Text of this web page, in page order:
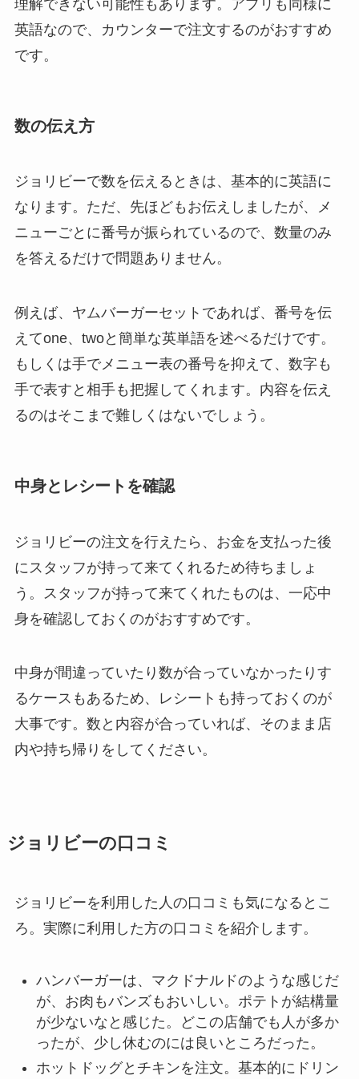
理解できない可能性もあります。アプリも同様に
英語なので、カウンターで注文するのがおすすめ
です。
数の伝え方
ジョリビーで数を伝えるときは、基本的に英語に
なります。ただ、先ほどもお伝えしましたが、メ
ニューごとに番号が振られているので、数量のみ
を答えるだけで問題ありません。
例えば、ヤムバーガーセットであれば、番号を伝
えてone、twoと簡単な英単語を述べるだけです。
もしくは手でメニュー表の番号を抑えて、数字も
手で表すと相手も把握してくれます。内容を伝え
るのはそこまで難しくはないでしょう。
中身とレシートを確認
ジョリビーの注文を行えたら、お金を支払った後
にスタッフが持って来てくれるため待ちましょ
う。スタッフが持って来てくれたものは、一応中
身を確認しておくのがおすすめです。
中身が間違っていたり数が合っていなかったりす
るケースもあるため、レシートも持っておくのが
大事です。数と内容が合っていれば、そのまま店
内や持ち帰りをしてください。
ジョリビーの口コミ
ジョリビーを利用した人の口コミも気になるとこ
ろ。実際に利用した方の口コミを紹介します。
ハンバーガーは、マクドナルドのような感じだ
が、お肉もバンズもおいしい。ポテトが結構量
が少ないなと感じた。どこの店舗でも人が多か
ったが、少し休むのには良いところだった。
ホットドッグとチキンを注文。基本的にドリン